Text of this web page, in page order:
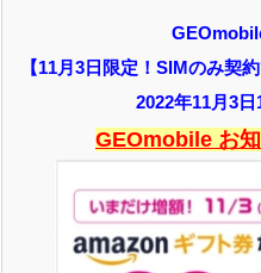
【11月3日限定！SIMのみ契
2022年11月3
GEOmobile お